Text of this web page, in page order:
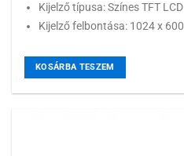
Kijelző típusa: Színes TFT LCD
Kijelző felbontása: 1024 x 600
KOSÁRBA TESZEM